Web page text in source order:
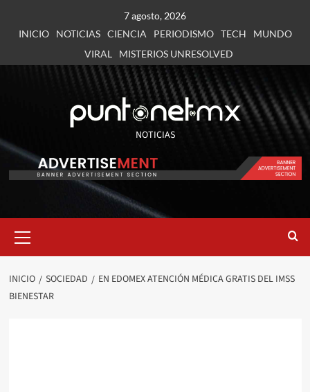
7 agosto, 2026
INICIO
NOTICIAS CIENCIA PERIODISMO TECH
MUNDO
VIRAL
MISTERIOS UNRESOLVED
NOTICIAS
INICIO SOCIEDAD
EN EDOMEX ATENCIÓN MÉDICA GRATIS DEL IMSS
BIENESTAR